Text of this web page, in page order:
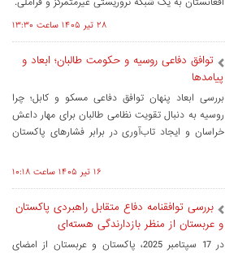
۲۸ تير ۱۴۰۵ ساعت ۱۳:۳۰
توافق دفاعی روسیه و حکومت طالبان؛ ابعاد و
پیامدها
بررسی ابعاد پنهان توافق دفاعی مسکو و کابل؛ چرا
روسیه به دنبال تقویت نظامی طالبان برای مهار داعش
خراسان و ایجاد تاب‌آوری در برابر فشارهای پاکستان
۱۶ تير ۱۴۰۵ ساعت ۱۰:۱۸
بررسی توافقنامه دفاع متقابل راهبردی پاکستان
و عربستان از منظر بازدارندگی هسته‌ای
در 17 سپتامبر 2025، پاکستان و عربستان از امضای